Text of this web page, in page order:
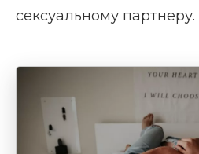
сексуальному партнеру.